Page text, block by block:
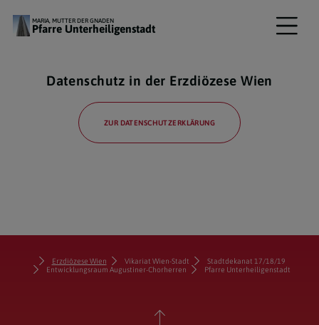
MARIA, MUTTER DER GNADEN
Pfarre Unterheiligenstadt
Datenschutz in der Erzdiözese Wien
ZUR DATENSCHUTZERKLÄRUNG
Erzdiözese Wien Vikariat Wien-Stadt
Stadtdekanat 17/18/19
Entwicklungsraum Augustiner-Chorherren
Pfarre Unterheiligenstadt